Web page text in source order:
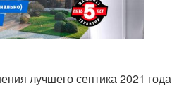
лучшего септика 2021 года